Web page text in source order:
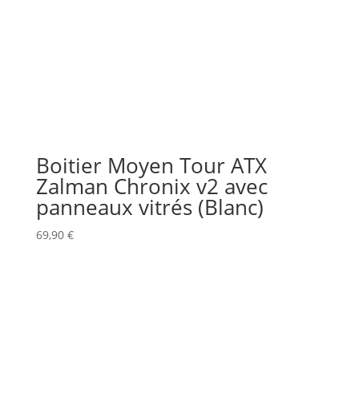
Boitier Moyen Tour ATX
Zalman Chronix v2 avec
panneaux vitrés (Blanc)
69,90 €